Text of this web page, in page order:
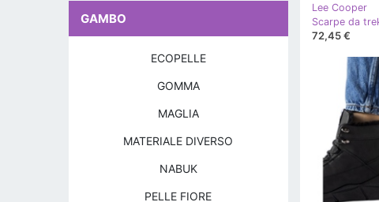
Lee Cooper
72,45 €
GAMBO
ECOPELLE
GOMMA
MAGLIA
MATERIALE DIVERSO
NABUK
PELLE FIORE